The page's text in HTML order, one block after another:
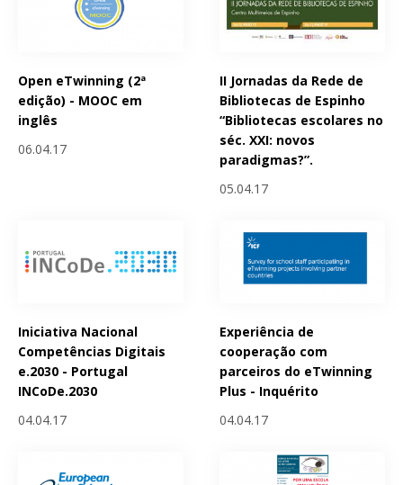
Open eTwinning (2ª
edição) - MOOC em
inglês
06.04.17
II Jornadas da Rede de
Bibliotecas de Espinho
“Bibliotecas escolares no
séc. XXI: novos
paradigmas?”.
05.04.17
Iniciativa Nacional
Competências Digitais
e.2030 - Portugal
INCoDe.2030
04.04.17
Experiência de
cooperação com
parceiros do eTwinning
Plus - Inquérito
04.04.17